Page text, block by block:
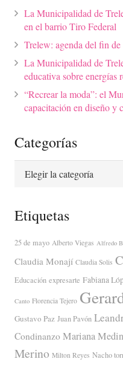
La Municipalidad de
en el barrio Tiro Federal
Trelew: agenda del fin de
La Municipalidad de
educativa sobre
“Recrear la moda”: el
capacitación en diseño y
Categorías
Categorías
Etiquetas
25 de mayo Alberto Viegas Alfredo
Claudia Monají Claudia Solis
Educación expresarte Fabiana
Canto Florencia Tejero
Gustavo Paz Juan Pavón
Condinanzo Mariana
Merino Milton Reyes Nacho